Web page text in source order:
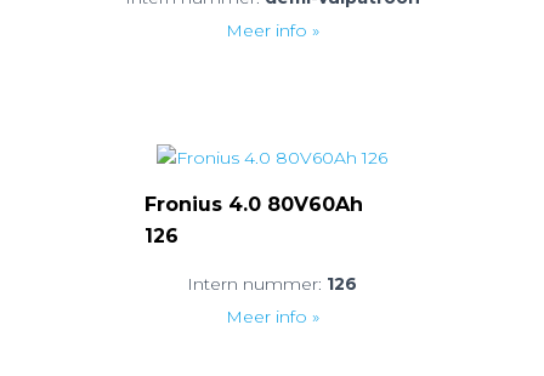
Meer info »
Fronius 4.0 80V60Ah
126
Intern nummer: 126
Meer info »